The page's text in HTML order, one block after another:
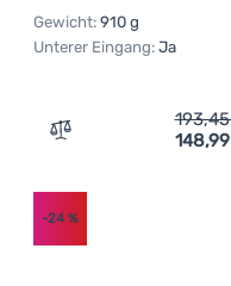
Gewicht: 910 g
Unterer Eingang: Ja
Zum Vergleich148,99
-24 %